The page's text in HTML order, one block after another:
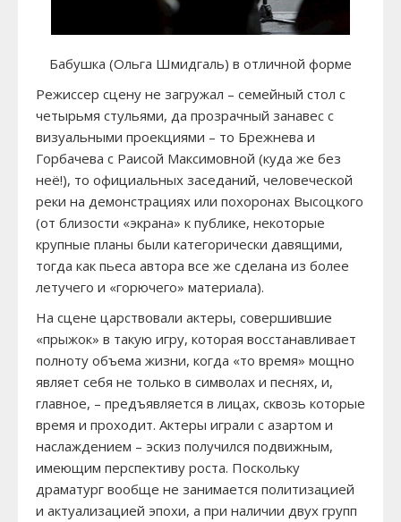
Бабушка (Ольга Шмидгаль) в отличной форме
Режиссер сцену не загружал – семейный стол с
четырьмя стульями, да прозрачный занавес с
визуальными проекциями – то Брежнева и
Горбачева с Раисой Максимовной (куда же без
неё!), то официальных заседаний, человеческой
реки на демонстрациях или похоронах Высоцкого
(от близости «экрана» к публике, некоторые
крупные планы были категорически давящими,
тогда как пьеса автора все же сделана из более
летучего и «горючего» материала).
На сцене царствовали актеры, совершившие
«прыжок» в такую игру, которая восстанавливает
полноту объема жизни, когда «то время» мощно
являет себя не только в символах и песнях, и,
главное, – предъявляется в лицах, сквозь которые
время и проходит. Актеры играли с азартом и
наслаждением – эскиз получился подвижным,
имеющим перспективу роста. Поскольку
драматург вообще не занимается политизацией
и актуализацией эпохи, а при наличии двух групп